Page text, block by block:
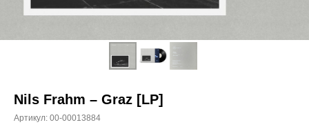
Nils Frahm – Graz [LP]
Артикул: 00-00013884